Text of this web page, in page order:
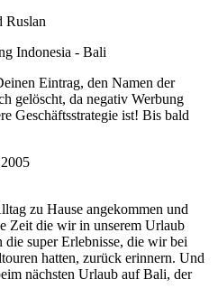
Ruslan
Indonesia - Bali
Eintrag, den Namen der
gelöscht, da negativ Werbung
Geschäftsstrategie ist! Bis bald
zu Hause angekommen und
Zeit die wir in unserem Urlaub
super Erlebnisse, die wir bei
hatten, zurück erinnern. Und
nächsten Urlaub auf Bali, der